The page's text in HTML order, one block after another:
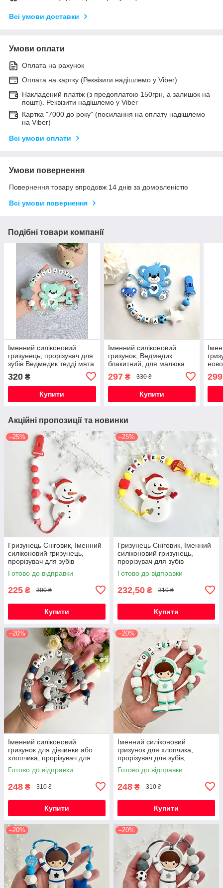
Всі умови доставки
Умови оплати
Оплата на рахунок
Оплата на картку (Реквізити надішлемо у Viber)
Накладений платіж (з предоплатою 150грн, а залишок на
пошті). Реквізити надішлемо у Viber
Картка "7000 до року" (посилання на оплату надішлемо
на Viber)
Всі умови оплати
Умови повернення
Повернення товару впродовж 14 днів за домовленістю
Всі умови повернення
Подібні товари компанії
Іменний силіконовий
гризунець, прорізувач для
зубів Ведмедик тедді мята
320 ₴
Купити
Іменний силіконовий
гризунок, Ведмедик
блакитний, для малюка
297₴ 330 ₴
Купити
299
Акційні пропозиції та новинки
–25%
Гризунець Сніговик, Іменний
силіконовий гризунець,
прорізувач для зубів
Готово до відправки
225 ₴ 300 ₴
Купити
–25%
Гризунець Сніговик, Іменний
силіконовий гризунець,
прорізувач для зубів
Готово до відправки
232,50 ₴ 310 ₴
Купити
–20%
Іменний силіконовий
гризунок для дівчинки або
хлопчика, прорізувач для
зубів, котик Фелікс (сірий)
Готово до відправки
248 ₴ 310 ₴
Купити
–20%
Іменний силіконовий
гризунок для хлопчика,
прорізувач для зубів,
Космонавт (м'ята)
Готово до відправки
248 ₴ 310 ₴
Купити
–20% –20%